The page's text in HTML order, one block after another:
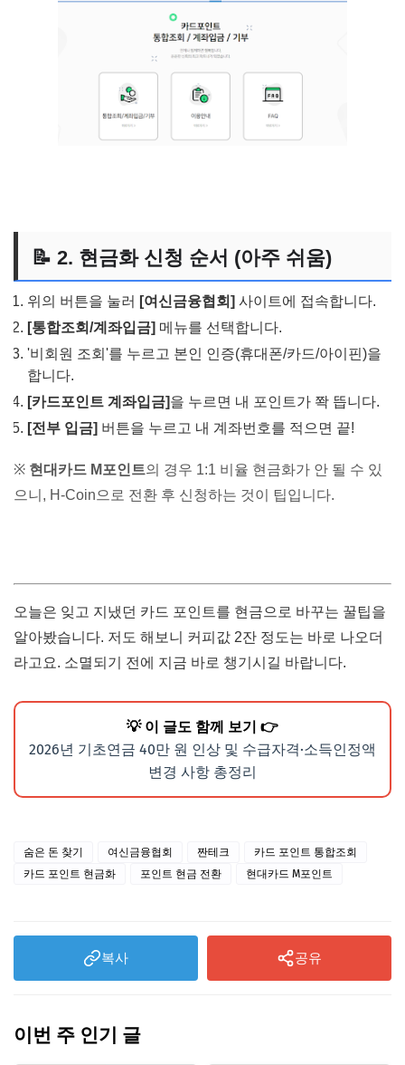
📝 2. 현금화 신청 순서 (아주 쉬움)
위의 버튼을 눌러 [여신금융협회] 사이트에 접속합니다.
[통합조회/계좌입금] 메뉴를 선택합니다.
'비회원 조회'를 누르고 본인 인증(휴대폰/카드/아이핀)을
합니다.
[카드포인트 계좌입금]을 누르면 내 포인트가 쫙 뜹니다.
[전부 입금] 버튼을 누르고 내 계좌번호를 적으면 끝!
※ 현대카드 M포인트의 경우 1:1 비율 현금화가 안 될 수 있
으니, H-Coin으로 전환 후 신청하는 것이 팁입니다.
오늘은 잊고 지냈던 카드 포인트를 현금으로 바꾸는 꿀팁을
알아봤습니다. 저도 해보니 커피값 2잔 정도는 바로 나오더
라고요. 소멸되기 전에 지금 바로 챙기시길 바랍니다.
💡 이 글도 함께 보기 👉
2026년 기초연금 40만 원 인상 및 수급자격·소득인정액
변경 사항 총정리
숨은 돈 찾기 여신금융협회 짠테크
카드 포인트 통합조회
카드 포인트 현금화
포인트 현금 전환 현대카드 M포인트
복사 공유
이번 주 인기 글